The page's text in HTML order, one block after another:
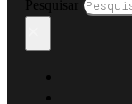
Pesquisar